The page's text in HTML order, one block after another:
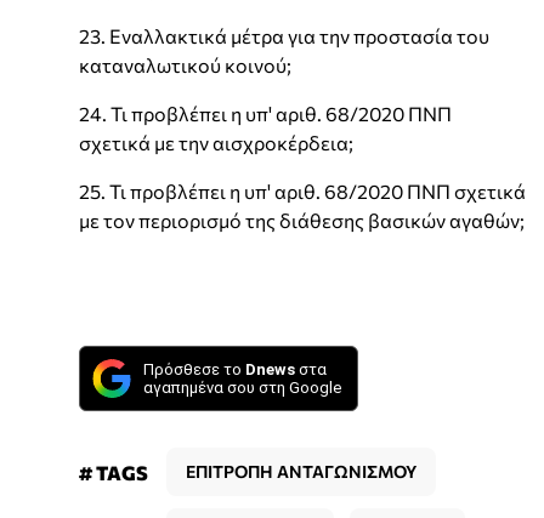
23. Εναλλακτικά μέτρα για την προστασία του
καταναλωτικού κοινού;
24. Τι προβλέπει η υπ' αριθ. 68/2020 ΠΝΠ
σχετικά με την αισχροκέρδεια;
25. Τι προβλέπει η υπ' αριθ. 68/2020 ΠΝΠ σχετικά
με τον περιορισμό της διάθεσης βασικών αγαθών;
Πρόσθεσε το Dnews στα
αγαπημένα σου στη Google
# TAGS ΕΠΙΤΡΟΠΗ ΑΝΤΑΓΩΝΙΣΜΟΥ